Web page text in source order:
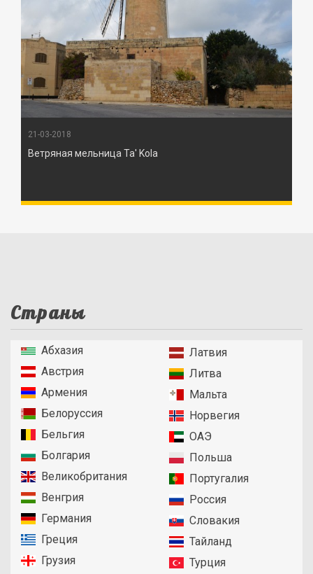
21-03-2018
Ветряная мельница Ta' Kola
Страны
Абхазия
Австрия
Армения
Белоруссия
Бельгия
Болгария
Великобритания
Венгрия
Германия
Греция
Грузия
Латвия
Литва
Мальта
Норвегия
ОАЭ
Польша
Португалия
Россия
Словакия
Тайланд
Турция